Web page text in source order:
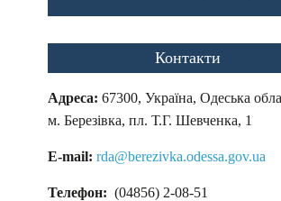
Контакти
Адреса: 67300, Україна, Одеська
м. Березівка, пл. Т.Г. Шевченка, 1
E-mail: rda@berezivka.odessa.gov.ua
Телефон: (04856) 2-08-51